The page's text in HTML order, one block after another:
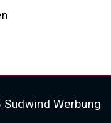
Werbung